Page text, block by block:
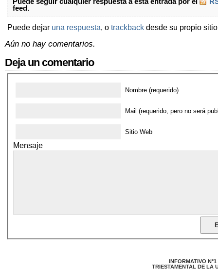
feed.
Puede dejar una respuesta, o trackback desde su propio
Aún no hay comentarios.
Deja un comentario
Nombre (requerido)
Mail (requerido, pero no será
Sitio Web
Mensaje
INFORMATIVO
TRIESTAMENTAL DE LA